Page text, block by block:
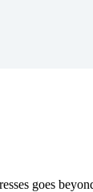
goes